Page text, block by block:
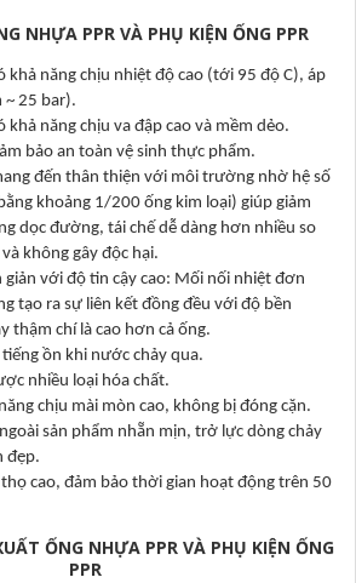
NHỰA PPR VÀ PHỤ KIỆN ỐNG PPR
khả năng chịu nhiệt độ cao (tới 95 độ C), áp
~ 25 bar).
khả năng chịu va đập cao và mềm dẻo.
bảo an toàn vệ sinh thực phẩm.
đến thân thiện với môi trường nhờ hệ số
khoảng 1/200 ống kim loại) giúp giảm
dọc đường, tái chế dễ dàng hơn nhiều so
không gây độc hại.
giản với độ tin cậy cao: Mối nối nhiệt đơn
tạo ra sự liên kết đồng đều với độ bền
thậm chí là cao hơn cả ống.
ồn khi nước chảy qua.
nhiều loại hóa chất.
chịu mài mòn cao, không bị đóng cặn.
sản phẩm nhẵn mịn, trở lực dòng chảy
đẹp.
thọ cao, đảm bảo thời gian hoạt động trên 50
ỐNG NHỰA PPR VÀ PHỤ KIỆN ỐNG
PPR